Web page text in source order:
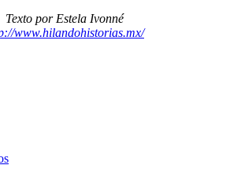
Texto por Estela Ivonné
www.hilandohistorias.mx/